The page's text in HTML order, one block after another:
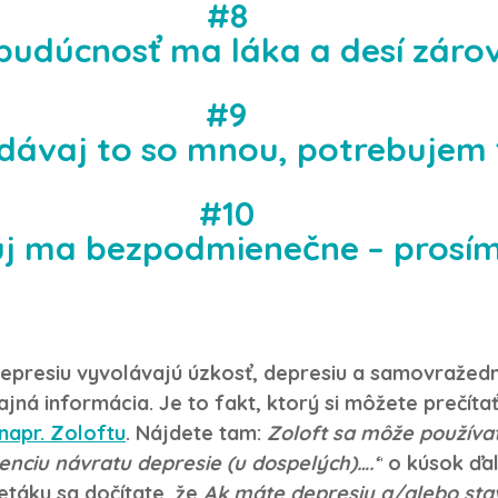
#8
ma láka a desí
#9
to so mnou, potrebujem
#10
ma bezpodmienečne –
vyvolávajú úzkosť, depresiu a
informácia. Je to fakt, ktorý si môžete
Zoloftu. Nájdete tam: Zoloft sa môže
návratu depresie (u dospelých)….“ o kúsok